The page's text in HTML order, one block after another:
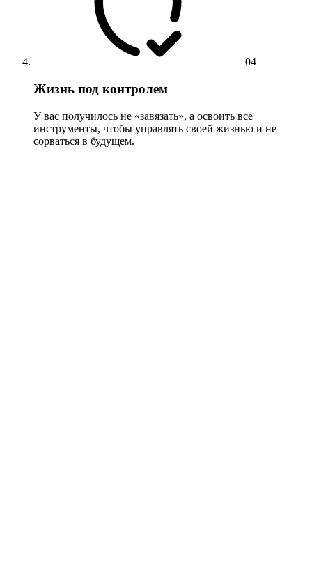
04
Жизнь под контролем
У вас получилось не «завязать», а освоить все
инструменты, чтобы управлять своей жизнью и не
сорваться в будущем.